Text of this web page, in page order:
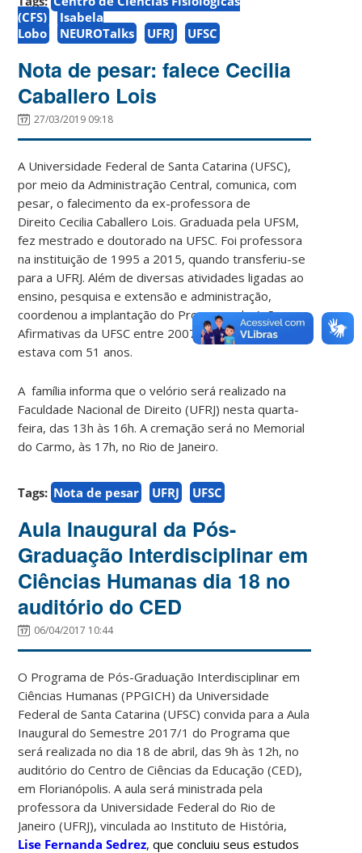
(CFS)
Isabela
Lobo
NEUROTalks UFRJ UFSC
Nota de pesar: falece Cecilia
Caballero Lois
27/03/2019 09:18
A Universidade Federal de Santa Catarina (UFSC),
por meio da Administração Central, comunica, com
pesar, o falecimento da ex-professora de
Direito Cecilia Caballero Lois. Graduada pela UFSM,
fez mestrado e doutorado na UFSC. Foi professora
na instituição de 1995 a 2015, quando transferiu-se
para a UFRJ. Além de diversas atividades ligadas ao
ensino, pesquisa e extensão e administração,
coordenou a implantação do Programa de Ações
Afirmativas da UFSC entre 2007 e 2009. Cecília
estava com 51 anos.
A família informa que o velório será realizado na
Faculdade Nacional de Direito (UFRJ) nesta quarta-
feira, das 13h às 16h. A cremação será no Memorial
do Carmo, às 17h, no Rio de Janeiro.
Tags: Nota de pesar UFRJ UFSC
Aula Inaugural da Pós-
Graduação Interdisciplinar em
Ciências Humanas dia 18 no
auditório do CED
06/04/2017 10:44
O Programa de Pós-Graduação Interdisciplinar em
Ciências Humanas (PPGICH) da Universidade
Federal de Santa Catarina (UFSC) convida para a Aula
Inaugural do Semestre 2017/1 do Programa que
será realizada no dia 18 de abril, das 9h às 12h, no
auditório do Centro de Ciências da Educação (CED),
em Florianópolis. A aula será ministrada pela
professora da Universidade Federal do Rio de
Janeiro (UFRJ), vinculada ao Instituto de História,
Lise Fernanda Sedrez, que concluiu seus estudos